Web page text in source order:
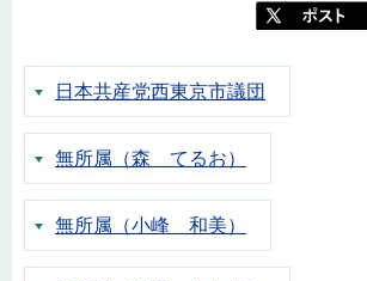
日本共産党西東京市議団
無所属（森 てるお）
無所属（小峰 和美）